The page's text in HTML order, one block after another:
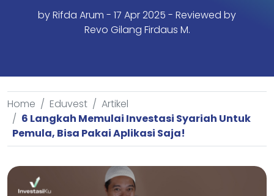
byRifda Arum - 17 Apr 2025 - Reviewed by
Revo Gilang Firdaus M.
Home Eduvest
Artikel
6 Langkah Memulai Investasi Syariah Untuk
Pemula, Bisa Pakai Aplikasi Saja!